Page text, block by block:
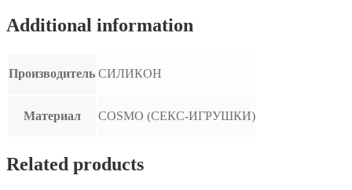
Additional information
Производитель СИЛИКОН
Материал COSMO (СЕКС-ИГРУШКИ)
Related products